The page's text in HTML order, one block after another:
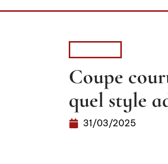
Coupe
quel style
31/03/2025